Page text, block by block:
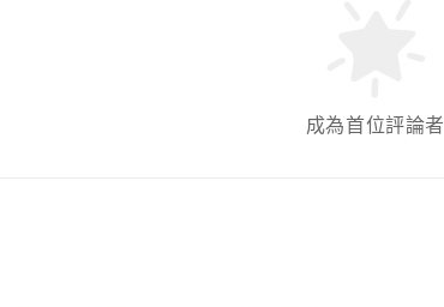
成為首位評論者